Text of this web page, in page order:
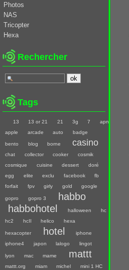
Photos
NAS
Tricopter
Hexa
Rechercher
Tags
13 13 or 21 21 3g 7
apn
apple
arcade auto badge
bento blog borne casino
chat collector cooker
cosmik
cosmique
cuisine dessert
doré
egg
elite exclu facebook
fb
forfait
fpv girly gold google
gopro gopro 3
habbo
habbohotel
halloween
hc
hc2
hcII helico hexa
hexacopter hotel
iphone
iphone4
japon lalogo lingot
lyon mac mame mattt
mattt.org miam michel
mini 1 HC